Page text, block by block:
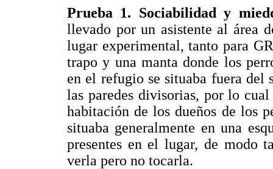
Prueba 1. Sociabilidad y
llevado por un asistente al área
lugar experimental, tanto para
trapo y una manta donde los
en el refugio se situaba fuera del
las paredes divisorias, por lo
habitación de los dueños de los
situaba generalmente en una
presentes en el lugar, de modo
verla pero no tocarla.